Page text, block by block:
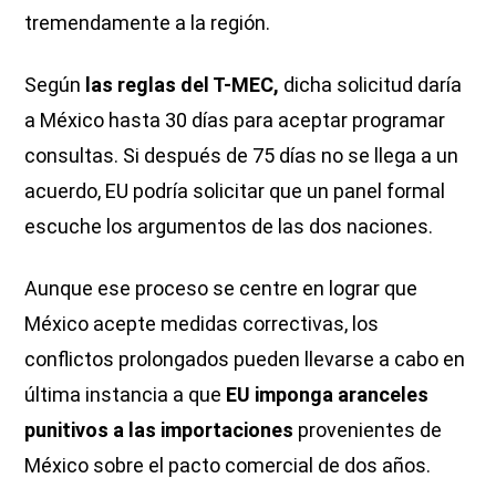
tremendamente a la región.
Según las reglas del T-MEC, dicha solicitud daría
a México hasta 30 días para aceptar programar
consultas. Si después de 75 días no se llega a un
acuerdo, EU podría solicitar que un panel formal
escuche los argumentos de las dos naciones.
Aunque ese proceso se centre en lograr que
México acepte medidas correctivas, los
conflictos prolongados pueden llevarse a cabo en
última instancia a que EU imponga aranceles
punitivos a las importaciones provenientes de
México sobre el pacto comercial de dos años.